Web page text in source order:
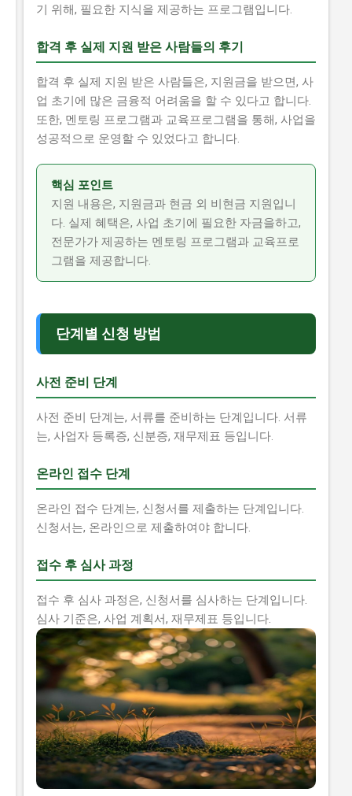
기 위해, 필요한 지식을 제공하는 프로그램입니다.
합격 후 실제 지원 받은 사람들의 후기
합격 후 실제 지원 받은 사람들은, 지원금을 받으면, 사
업 초기에 많은 금융적 어려움을 할 수 있다고 합니다.
또한, 멘토링 프로그램과 교육프로그램을 통해, 사업을
성공적으로 운영할 수 있었다고 합니다.
핵심 포인트
지원 내용은, 지원금과 현금 외 비현금 지원입니
다. 실제 혜택은, 사업 초기에 필요한 자금을하고,
전문가가 제공하는 멘토링 프로그램과 교육프로
그램을 제공합니다.
단계별 신청 방법
사전 준비 단계
사전 준비 단계는, 서류를 준비하는 단계입니다. 서류
는, 사업자 등록증, 신분증, 재무제표 등입니다.
온라인 접수 단계
온라인 접수 단계는, 신청서를 제출하는 단계입니다.
신청서는, 온라인으로 제출하여야 합니다.
접수 후 심사 과정
접수 후 심사 과정은, 신청서를 심사하는 단계입니다.
심사 기준은, 사업 계획서, 재무제표 등입니다.